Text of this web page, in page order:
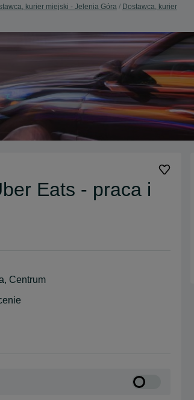
kurier miejski - Jelenia Góra
Dostawca, kurier
Eats - praca i
, Centrum